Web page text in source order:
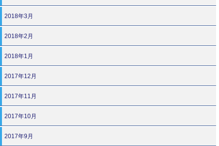
2018年3月
2018年2月
2018年1月
2017年12月
2017年11月
2017年10月
2017年9月